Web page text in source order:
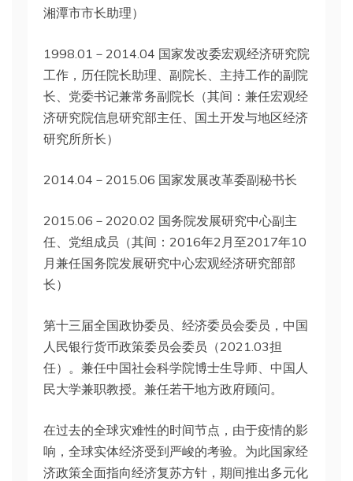
湘潭市市长助理）
1998.01－2014.04 国家发改委宏观经济研究院
工作，历任院长助理、副院长、主持工作的副院
长、党委书记兼常务副院长（其间：兼任宏观经
济研究院信息研究部主任、国土开发与地区经济
研究所所长）
2014.04－2015.06 国家发展改革委副秘书长
2015.06－2020.02 国务院发展研究中心副主
任、党组成员（其间：2016年2月至2017年10
月兼任国务院发展研究中心宏观经济研究部部
长）
第十三届全国政协委员、经济委员会委员，中国
人民银行货币政策委员会委员（2021.03担
任）。兼任中国社会科学院博士生导师、中国人
民大学兼职教授。兼任若干地方政府顾问。
在过去的全球灾难性的时间节点，由于疫情的影
响，全球实体经济受到严峻的考验。为此国家经
济政策全面指向经济复苏方针，期间推出多元化